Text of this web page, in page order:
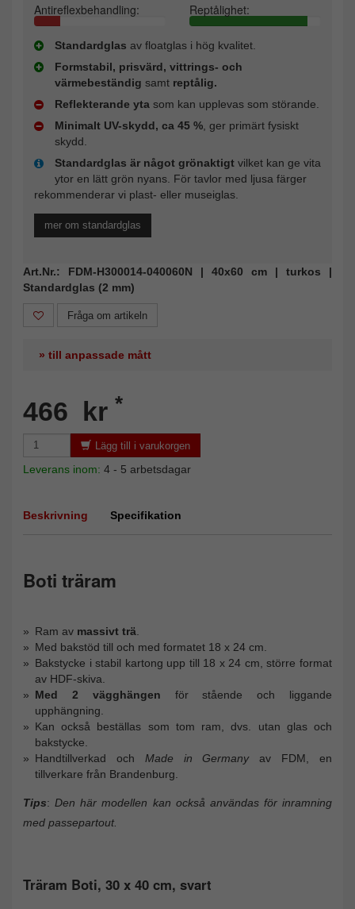
Antireflexbehandling: Reptålighet:
Standardglas av floatglas i hög kvalitet.
Formstabil, prisvärd, vittrings- och
värmebeständig samt reptålig.
Reflekterande yta som kan upplevas som störande.
Minimalt UV-skydd, ca 45 % , ger primärt fysiskt
skydd.
Standardglas är något grönaktigt vilket kan ge vita
ytor en lätt grön nyans. För tavlor med ljusa färger
rekommenderar vi plast- eller museiglas.
mer om standardglas
Art.Nr.: FDM-H300014-040060N | 40x60 cm | turkos |
Standardglas (2 mm)
Fråga om artikeln
» till anpassade mått
466 kr *
Lägg till i varukorgen
Leverans inom: 4 - 5 arbetsdagar
Beskrivning Specifikation
Boti träram
Ram av massivt trä
Med bakstöd till och med formatet 18 x 24 cm.
Bakstycke i stabil kartong upp till 18 x 24 cm, större format
av HDF-skiva.
Med 2 vägghängen för stående och liggande
upphängning.
Kan också beställas som tom ram, dvs. utan glas och
bakstycke.
Handtillverkad och Made in Germanyav FDM, en
tillverkare från Brandenburg.
Tips: Den här modellen kan också användas för inramning
med passepartout.
Träram Boti, 30 x 40 cm, svart